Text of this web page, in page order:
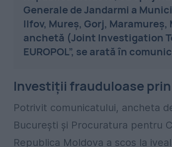
Generale de Jandarmi a
Ilfov, Mureș, Gorj,
anchetă (Joint Investigation
EUROPOL”, se arată în
Investiții frauduloase
Potrivit comunicatului, ancheta
București și Procuratura pentru
Republica Moldova a scos la